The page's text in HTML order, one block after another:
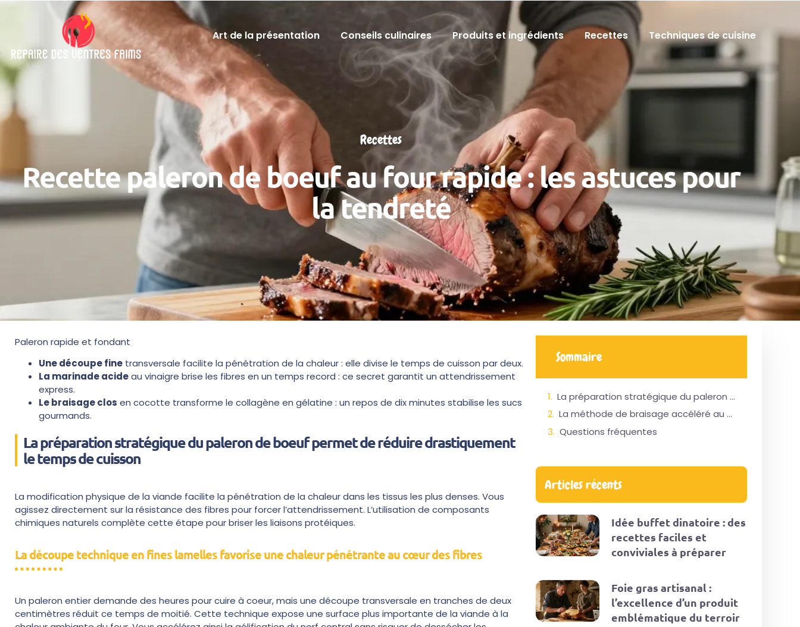
Art de la présentation Conseils culinaires Produits et ingrédients Recettes Techniques de cuisine
Recettes
Recette paleron de boeuf au four rapide : les astuces pour
la tendreté
Paleron rapide et fondant
Une découpe fine transversale facilite la pénétration de la chaleur : elle divise le temps de cuisson par deux.
La marinade acideau vinaigre brise les fibres en un temps record : ce secret garantit un attendrissement
express.
Le braisage clos en cocotte transforme le collagène en gélatine : un repos de dix minutes stabilise les sucs
gourmands.
La préparation stratégique du paleron de boeuf permet de réduire drastiquement
le temps de cuisson
La modification physique de la viande facilite la pénétration de la chaleur dans les tissus les plus denses. Vous
agissez directement sur la résistance des fibres pour forcer l’attendrissement. L’utilisation de composants
chimiques naturels complète cette étape pour briser les liaisons protéiques.
La découpe technique en fines lamelles favorise une chaleur pénétrante au cœur des fibres
Un paleron entier demande des heures pour cuire à coeur, mais une découpe transversale en tranches de deux
centimètres réduit ce temps de moitié. Cette technique expose une surface plus importante de la viande à la
Sommaire
La préparation stratégique du paleron de boeuf permet de réduire drastiquement le temps de cuisson
La méthode de braisage accéléré au four garantit une viande parfaitement fondante et juteuse
Questions fréquentes
Articles récents
Idée buffet dinatoire : des
recettes faciles et
conviviales à préparer
Foie gras artisanal :
l’excellence d’un produit
emblématique du terroir